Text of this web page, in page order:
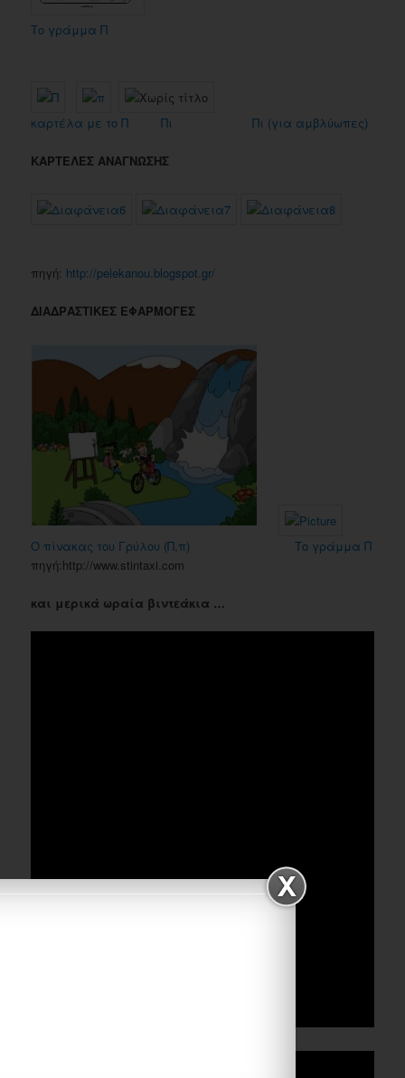
Το γράμμα Π
καρτέλα με το Π Πι Πι (για αμβλύωπες)
ΚΑΡΤΕΛΕΣ ΑΝΑΓΝΩΣΗΣ
πηγή: http://pelekanou.blogspot.gr/
ΔΙΑΔΡΑΣΤΙΚΕΣ ΕΦΑΡΜΟΓΕΣ
Ο πίνακας του Γρύλου (Π,π)
Το γράμμα Π
πηγή:http://www.stintaxi.com
και μερικά ωραία βιντεάκια …